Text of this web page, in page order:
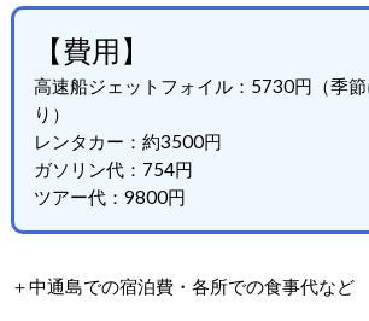
【費用】
高速船ジェットフォイル：5730円（季
り）
レンタカー：約3500円
ガソリン代：754円
ツアー代：9800円
＋中通島での宿泊費・各所での食事代など